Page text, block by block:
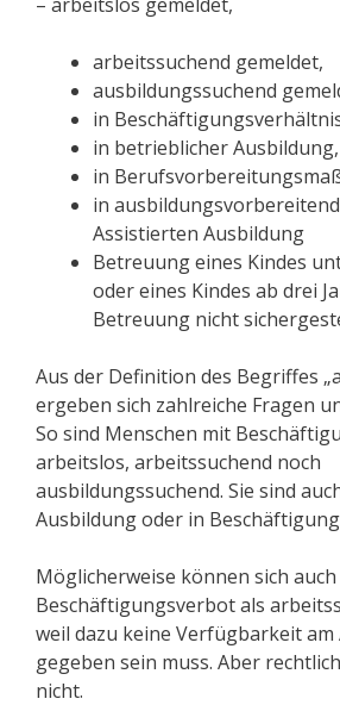
arbeitssuchend gemeldet,
ausbildungssuchend
in
in betrieblicher Ausbildung,
in
in
Assistierten Ausbildung
Betreuung eines Kindes
oder eines Kindes ab drei
Betreuung nicht
Aus der Definition des Begriffes
ergeben sich zahlreiche Fragen
So sind Menschen mit
arbeitslos, arbeitssuchend noch
ausbildungssuchend. Sie sind
Ausbildung oder in
Möglicherweise können sich
Beschäftigungsverbot als
weil dazu keine Verfügbarkeit
gegeben sein muss. Aber
nicht.